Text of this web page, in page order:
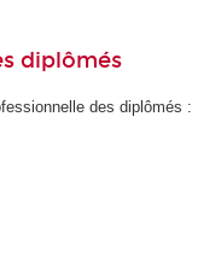
diplômés
des diplômés :